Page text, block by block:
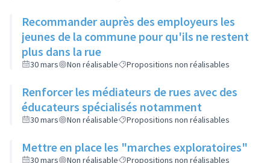
Recommander auprès des employeurs les
jeunes de la commune pour qu'ils ne restent
plus dans la rue
30 mars Non réalisable Propositions non réalisables
Renforcer les médiateurs de rues avec des
éducateurs spécialisés notamment
30 mars Non réalisable Propositions non réalisables
Mettre en place les "marches exploratoires"
30 mars Non réalisable Propositions non réalisables